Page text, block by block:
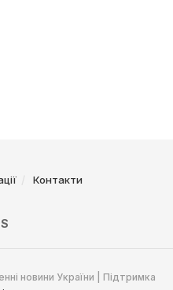
Контакти
новини України | Підтримка